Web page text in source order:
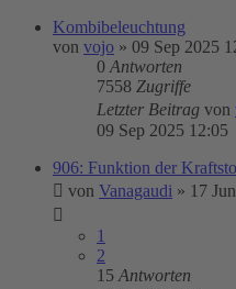
Kombibeleuchtung
von vojo » 09 Sep 2025
0 Antworten
7558 Zugriffe
Letzter Beitrag von
09 Sep 2025 12:05
906: Funktion der
von Vanagaudi » 17
1
2
15 Antworten